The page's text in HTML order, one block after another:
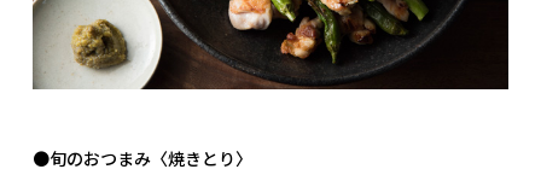
●旬のおつまみ〈焼きとり〉